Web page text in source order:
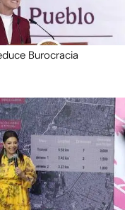
Burocracia